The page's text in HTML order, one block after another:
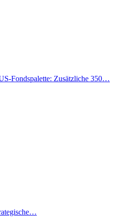
Fondspalette: Zusätzliche 350…